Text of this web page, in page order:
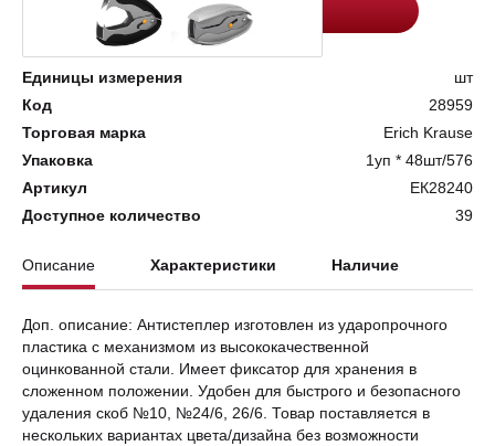
Добавить в корзину
Единицы измерения
шт
Код
28959
Торговая марка
Erich Krause
Упаковка
1уп * 48шт/576
Артикул
ЕК28240
Доступное количество
39
Описание Характеристики Наличие
Доп. описание: Антистеплер изготовлен из ударопрочного
пластика с механизмом из высококачественной
оцинкованной стали. Имеет фиксатор для хранения в
сложенном положении. Удобен для быстрого и безопасного
удаления скоб №10, №24/6, 26/6. Товар поставляется в
нескольких вариантах цвета/дизайна без возможности